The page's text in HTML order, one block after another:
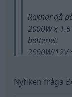
Räknar då
2000W x
batteriet.
3000W/12V
Tar du ut
Ett 12V
Nyfiken fråga